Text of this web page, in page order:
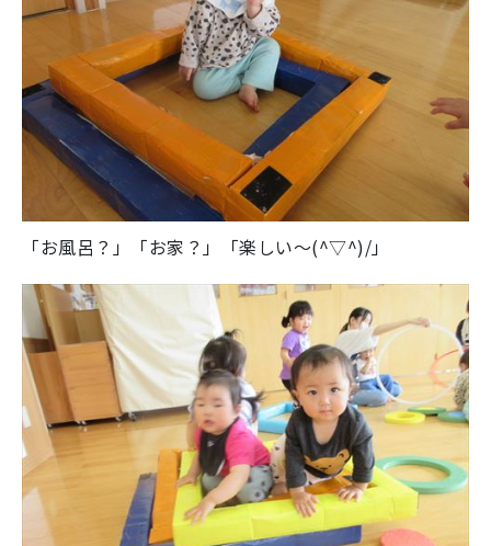
「お風呂？」「お家？」「楽しい～(^▽^)/」